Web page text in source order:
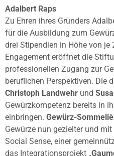
Adalbert Raps
Zu Ehren ihres Gründers
für die Ausbildung zum
drei Stipendien in Höhe von je
Engagement eröffnet die
professionellen Zugang zur
beruflichen Perspektiven. Die
Christoph Landwehr und
Gewürzkompetenz bereits in
einbringen. Gewürz-
Gewürze nun gezielter und
Social Sense, einer
das Integrationsprojekt „